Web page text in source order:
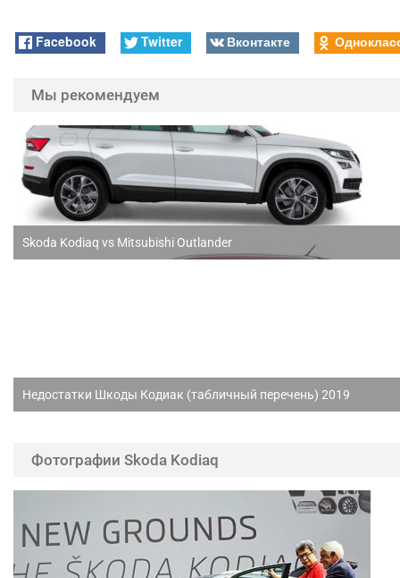
Facebook Twitter Вконтакте
Мы рекомендуем
Skoda Kodiaq vs Mitsubishi Outlander
Недостатки Шкоды Кодиак (табличный перечень) 2019
Фотографии Skoda Kodiaq